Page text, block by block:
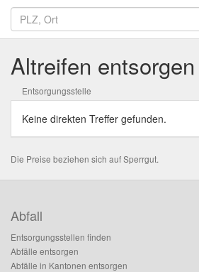
Altreifen
Entsorgungsstelle
Keine direkten Treffer gefunden.
Die Preise beziehen sich auf Sperrgut.
Abfall
Entsorgungsstellen finden
Abfälle entsorgen
Abfälle in Kantonen entsorgen